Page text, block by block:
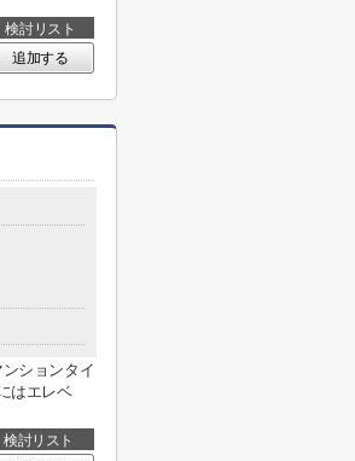
検討リスト
追加する
ションタイ
はエレベ
検討リスト